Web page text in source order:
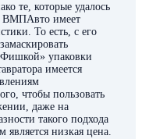
те, которые удалось
ВМПАвто имеет
То есть, с его
упаковки
имеется
чтобы пользовать
даже на
такого подхода
является низкая цена.